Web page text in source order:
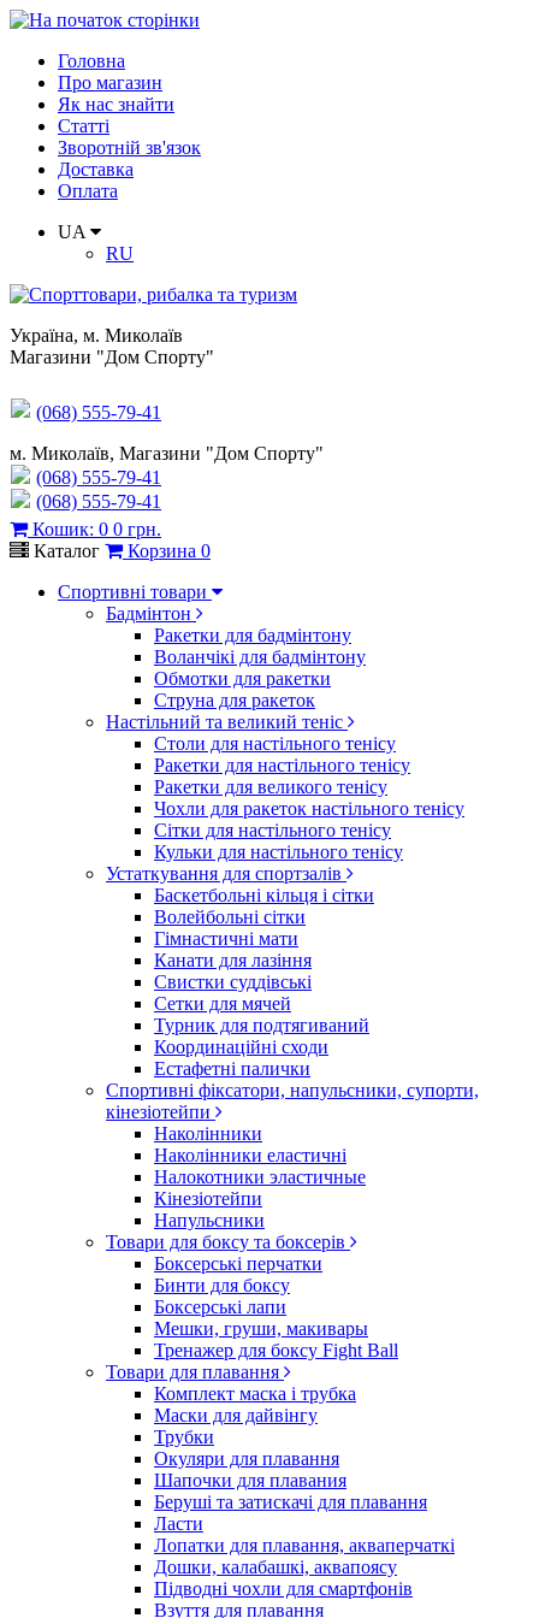
Головна
Про магазин
Як нас знайти
Статті
Зворотній зв'язок
Доставка
Оплата
UA
RU
Україна, м. Миколаїв
Магазини "Дом Спорту"
(068) 555-79-41
м. Миколаїв, Магазини "Дом Спорту"
(068) 555-79-41
(068) 555-79-41
Кошик: 0 0 грн.
Каталог
Корзина 0
Спортивні товари
Бадмінтон
Ракетки для бадмінтону
Воланчікі для бадмінтону
Обмотки для ракетки
Струна для ракеток
Настільний та великий теніс
Столи для настільного тенісу
Ракетки для настільного тенісу
Ракетки для великого тенісу
Чохли для ракеток настільного тенісу
Сітки для настільного тенісу
Кульки для настільного тенісу
Устаткування для спортзалів
Баскетбольні кільця і сітки
Волейбольні сітки
Гімнастичні мати
Канати для лазіння
Свистки суддівські
Сетки для мячей
Турник для подтягиваний
Координаційні сходи
Естафетні палички
Спортивні фіксатори, напульсники, супорти,
кінезіотейпи
Наколінники
Наколінники еластичні
Налокотники эластичные
Кінезіотейпи
Напульсники
Товари для боксу та боксерів
Боксерські перчатки
Бинти для боксу
Боксерські лапи
Мешки, груши, макивары
Тренажер для боксу Fight Ball
Товари для плавання
Комплект маска і трубка
Маски для дайвінгу
Трубки
Окуляри для плавання
Шапочки для плавания
Беруші та затискачі для плавання
Ласти
Лопатки для плавання, акваперчаткі
Дошки, калабашкі, аквапоясу
Підводні чохли для смартфонів
Взуття для плавання